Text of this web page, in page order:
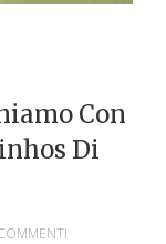
Con
Di